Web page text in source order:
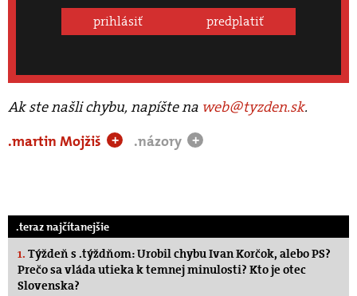
prihlásiť predplatiť
Ak ste našli chybu, napíšte na web@tyzden.sk.
.martin Mojžiš
+ .názory +
.teraz najčítanejšie
1. Týždeň s .týždňom: Urobil chybu Ivan Korčok, alebo PS?
Prečo sa vláda utieka k temnej minulosti? Kto je otec
Slovenska?